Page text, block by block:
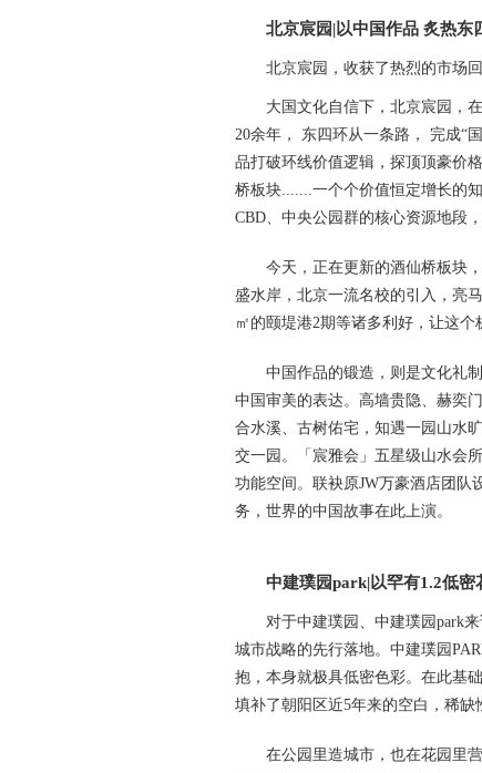
北京宸园|以中国作品 炙热东
北京宸园，收获了热烈的市场回
大国文化自信下，北京宸园，在
20余年， 东四环从一条路， 完成“
品打破环线价值逻辑，探顶顶豪价
桥板块.......一个个价值恒定增长的
CBD、中央公园群的核心资源地段
今天，正在更新的酒仙桥板块，
盛⽔岸，北京⼀流名校的引⼊，亮
㎡的颐堤港2期等诸多利好，让这个
中国作品的锻造，则是文化礼制
中国审美的表达。⾼墙贵隐、赫奕
合水溪、古树佑宅，知遇一园山水
交一园。「宸雅会」五星级山水会
功能空间。联袂原JW万豪酒店团队
务，世界的中国故事在此上演。
中建璞园park|以罕有1.2低密
对于中建璞园、中建璞园park来
城市战略的先行落地。中建璞园
抱，本身就极具低密色彩。在此基
填补了朝阳区近5年来的空白，稀缺
在公园里造城市，也在花园里营